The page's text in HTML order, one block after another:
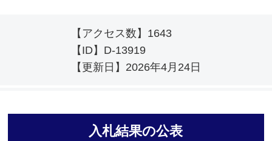
【アクセス数】 1643
【ID】 D-13919
【更新日】 2026年4月24日
入札結果の公表